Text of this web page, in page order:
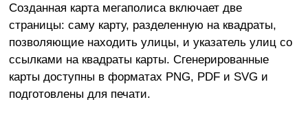
Созданная карта мегаполиса включает две
страницы: саму карту, разделенную на квадраты,
позволяющие находить улицы, и указатель улиц со
ссылками на квадраты карты. Сгенерированные
карты доступны в форматах PNG, PDF и SVG и
подготовлены для печати.